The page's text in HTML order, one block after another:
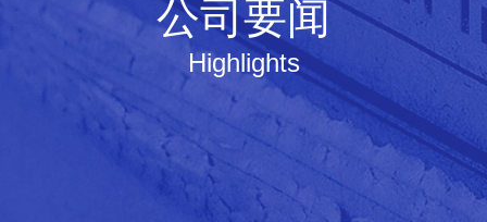
公司要闻
Highlights